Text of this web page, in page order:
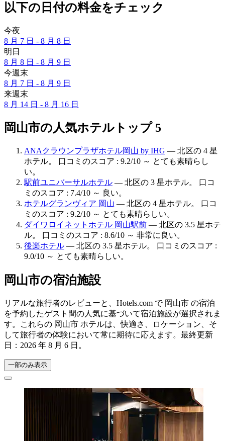
以下の日付の料金をチェック
今夜
8 月 7 日 - 8 月 8 日
明日
8 月 8 日 - 8 月 9 日
今週末
8 月 7 日 - 8 月 9 日
来週末
8 月 14 日 - 8 月 16 日
岡山市の人気ホテルトップ 5
ANAクラウンプラザホテル岡山 by IHG — 北区の 4 星
ホテル。 口コミのスコア : 9.2/10 ～ とても素晴らし
い。
駅前ユニバーサルホテル — 北区の 3 星ホテル。 口コ
ミのスコア : 7.4/10 ～ 良い。
ホテルグランヴィア 岡山 — 北区の 4 星ホテル。 口コ
ミのスコア : 9.2/10 ～ とても素晴らしい。
ダイワロイネットホテル 岡山駅前 — 北区の 3.5 星ホテ
ル。 口コミのスコア : 8.6/10 ～ 非常に良い。
後楽ホテル — 北区の 3.5 星ホテル。 口コミのスコア :
9.0/10 ～ とても素晴らしい。
岡山市の宿泊施設
リアルな旅行者のレビューと、Hotels.com で 岡山市 の宿泊
を予約したゲスト間の人気に基づいて宿泊施設が選択されま
す。これらの 岡山市 ホテルは、快適さ、ロケーション、そ
して旅行者の体験において常に期待に応えます。最終更新
日： 2026 年 8 月 6 日 。
一部のみ表示